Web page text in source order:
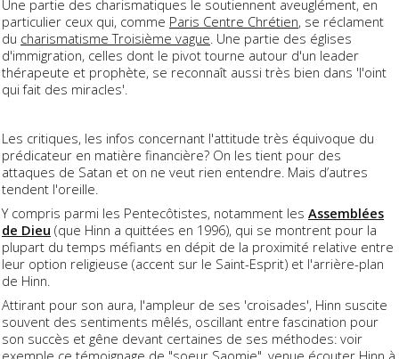
Une partie des charismatiques le soutiennent aveuglément, en
particulier ceux qui, comme Paris Centre Chrétien, se réclament
du charismatisme Troisième vague. Une partie des églises
d'immigration, celles dont le pivot tourne autour d'un leader
thérapeute et prophète, se reconnaît aussi très bien dans 'l'oint
qui fait des miracles'.
Les critiques, les infos concernant l'attitude très équivoque du
prédicateur en matière financière? On les tient pour des
attaques de Satan et on ne veut rien entendre. Mais d’autres
tendent l'oreille.
Y compris parmi les Pentecôtistes, notamment les Assemblées
de Dieu (que Hinn a quittées en 1996), qui se montrent pour la
plupart du temps méfiants en dépit de la proximité relative entre
leur option religieuse (accent sur le Saint-Esprit) et l'arrière-plan
de Hinn.
Attirant pour son aura, l'ampleur de ses 'croisades', Hinn suscite
souvent des sentiments mêlés, oscillant entre fascination pour
son succès et gêne devant certaines de ses méthodes: voir
exemple ce témoignage de "soeur Saomie", venue écouter Hinn à